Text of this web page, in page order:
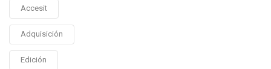
Accesit
Adquisición
Edición